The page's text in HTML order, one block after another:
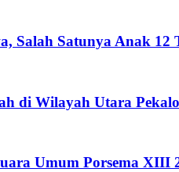
Salah Satunya Anak 12
di Wilayah Utara
Umum Porsema XIII